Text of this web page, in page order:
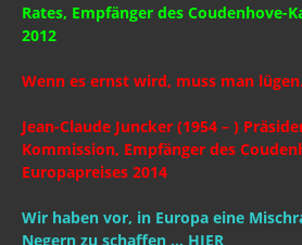
Rates, Empfänger des Coudenhove-
2012
Wenn es ernst wird, muss man lügen.
Jean-Claude Juncker (1954 – )
Kommission, Empfänger des
Europapreises 2014
Wir haben vor, in Europa eine
Negern zu schaffen … HIER